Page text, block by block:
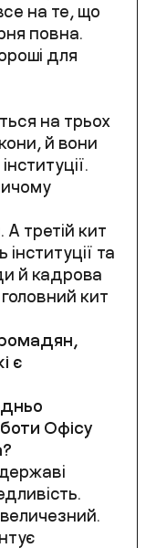
на те, що
повна.
для
на трьох
й вони
третій кит
та
й кадрова
кит
є
Офісу